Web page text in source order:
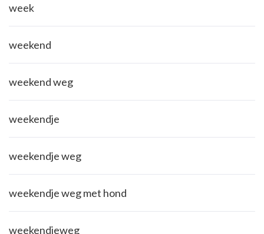
week
weekend
weekend weg
weekendje
weekendje weg
weekendje weg met hond
weekendjeweg